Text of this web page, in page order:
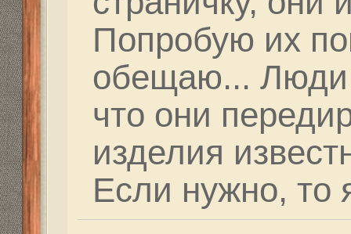
рваная дырка в том
сквозной пробоины
мишени! В
на друга.. После
замечаю всплеск на
Оказалось, рваные
рикошетов. И надо
и то же место. А